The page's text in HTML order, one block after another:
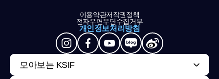
이용약관저작권정책
전자우편무단수집거부
개인정보처리방침
모아보는 KSIF